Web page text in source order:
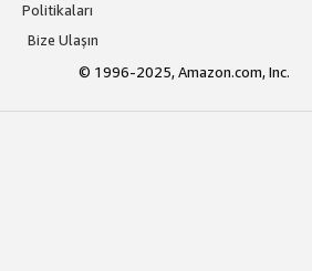
Politikaları
Bize Ulaşın
© 1996-2025, Amazon.com, Inc.